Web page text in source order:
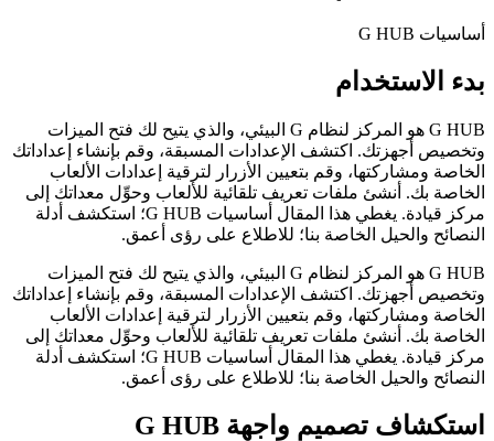
أساسيات G HUB
بدء الاستخدام
G HUB هو المركز لنظام G البيئي، والذي يتيح لك فتح الميزات
وتخصيص أجهزتك. اكتشف الإعدادات المسبقة، وقم بإنشاء إعداداتك
الخاصة ومشاركتها، وقم بتعيين الأزرار لترقية إعدادات الألعاب
الخاصة بك. أنشئ ملفات تعريف تلقائية للألعاب وحوِّل معداتك إلى
مركز قيادة. يغطي هذا المقال أساسيات G HUB؛ استكشف أدلة
النصائح والحيل الخاصة بنا؛ للاطلاع على رؤى أعمق.
G HUB هو المركز لنظام G البيئي، والذي يتيح لك فتح الميزات
وتخصيص أجهزتك. اكتشف الإعدادات المسبقة، وقم بإنشاء إعداداتك
الخاصة ومشاركتها، وقم بتعيين الأزرار لترقية إعدادات الألعاب
الخاصة بك. أنشئ ملفات تعريف تلقائية للألعاب وحوِّل معداتك إلى
مركز قيادة. يغطي هذا المقال أساسيات G HUB؛ استكشف أدلة
النصائح والحيل الخاصة بنا؛ للاطلاع على رؤى أعمق.
استكشاف تصميم واجهة G HUB